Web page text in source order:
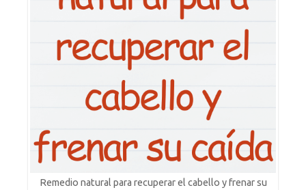
Remedio natural para recuperar el cabello y frenar su